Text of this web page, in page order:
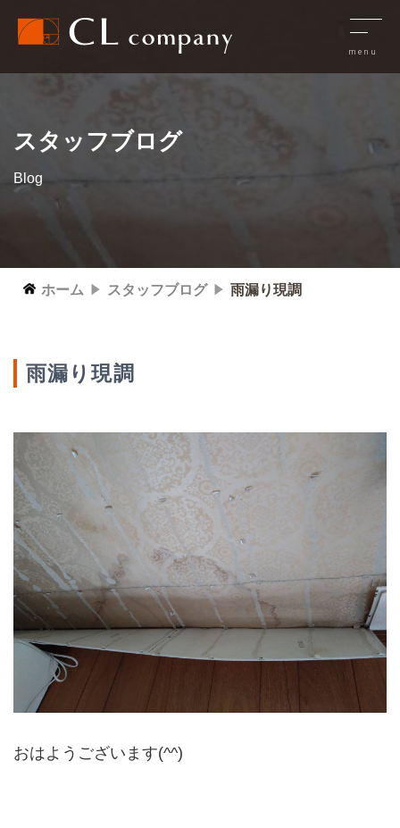
スタッフブログ
Blog
ホーム スタッフブログ 雨漏り現調
雨漏り現調
おはようございます(^^)